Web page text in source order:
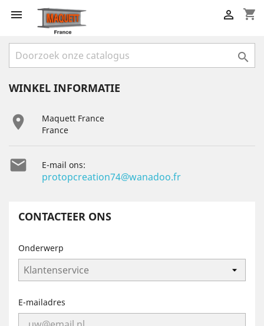
 shopping_cart


WINKEL INFORMATIE

Maquett France
France
 E-mail ons:
protopcreation74@wanadoo.fr
CONTACTEER ONS
Onderwerp
E-mailadres